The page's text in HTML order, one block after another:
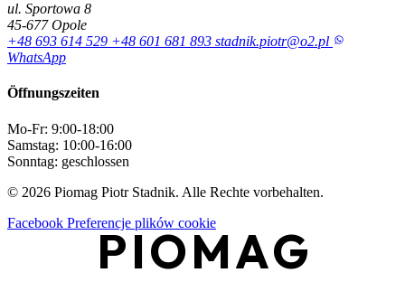
ul. Sportowa 8
45-677 Opole
+48 693 614 529 +48 601 681 893 stadnik.piotr@o2.pl
WhatsApp
Öffnungszeiten
Mo-Fr: 9:00-18:00
Samstag: 10:00-16:00
Sonntag: geschlossen
© 2026 Piomag Piotr Stadnik. Alle Rechte vorbehalten.
Facebook Preferencje plików cookie
PIOMAG